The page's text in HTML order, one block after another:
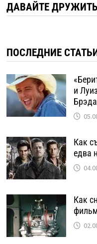
ДАВАЙТЕ
ПОСЛЕДНИЕ
и
Как
едва
Как